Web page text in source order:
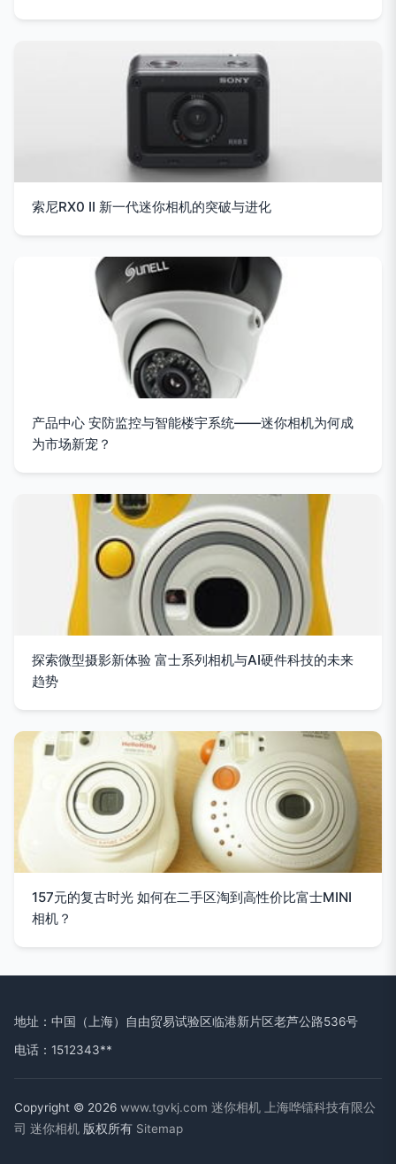
索尼RX0 II 新一代迷你相机的突破与进化
产品中心 安防监控与智能楼宇系统——迷你相机为何成
为市场新宠？
探索微型摄影新体验 富士系列相机与AI硬件科技的未来
趋势
157元的复古时光 如何在二手区淘到高性价比富士MINI
相机？
地址：中国（上海）自由贸易试验区临港新片区老芦公路536号
电话：1512343**
Copyright © 2026 www.tgvkj.com 迷你相机
上海哗镭科技有限公
司 迷你相机 版权所有 Sitemap